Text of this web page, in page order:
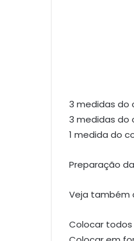
3 medidas do
3 medidas do
1 medida do
Preparação
Veja também
Colocar